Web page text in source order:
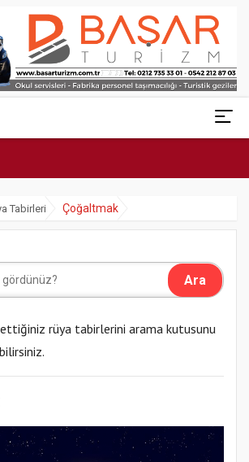
Tabirleri Çoğaltmak
ettiğiniz rüya tabirlerini arama kutusunu